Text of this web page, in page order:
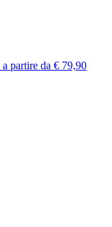
a partire da € 79,90